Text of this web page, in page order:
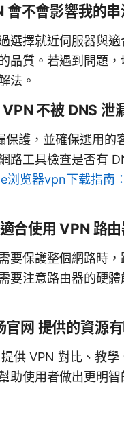
會不會影響我的串
選擇就近伺服器與
品質。若遇到問題
法。
不被 DNS 泄
保護，並確保選用的
路工具檢查是否有
浏览器vpn下载指南
合使用 VPN 路由
要保護整個網路時，
要注意路由器的硬體
官网 提供的資源
供 VPN 對比、教學
助使用者做出更明智